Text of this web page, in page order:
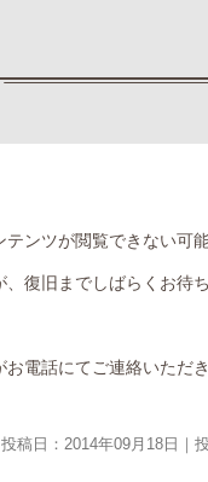
ンツが閲覧できない可
復旧までしばらくお待
電話にてご連絡いただ
投稿日：2014年09月18日｜